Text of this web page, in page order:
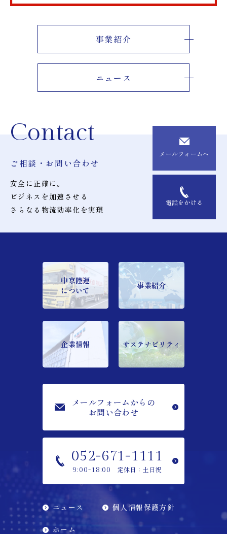
事業紹介
ニュース
Contact
ご相談・お問い合わせ
安全に正確に。
ビジネスを加速させる
さらなる物流効率化を実現
メールフォームへ
電話をかける
中京陸運
について
事業紹介
企業情報 サステナビリティ
メールフォームからの
お問い合わせ
052-671-1111
9:00-18:00 定休日：土日祝
ニュース 個人情報保護方針
ホーム